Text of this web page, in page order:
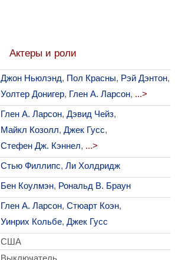
Актеры и роли
Джон Ньюлэнд, Пол Красны, Рэй Дэнтон,
Уолтер Донигер, Глен А. Ларсон, ...>
Глен А. Ларсон, Дэвид Чейз,
Майкл Козолл, Джек Гусс,
Стефен Дж. Кэннел, ...>
Стью Филлипс, Ли Холдридж
Бен Коулмэн, Рональд В. Браун
Глен А. Ларсон, Стюарт Коэн,
Уинрих Кольбе, Джек Гусс
США
Выключатель